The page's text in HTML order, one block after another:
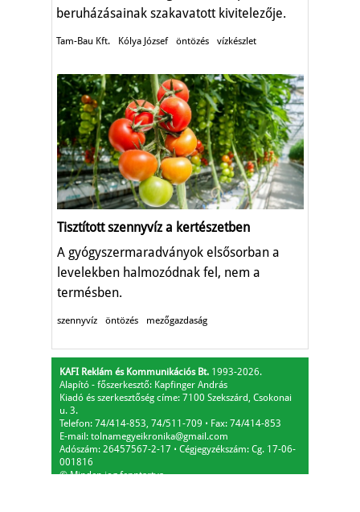
beruházásainak szakavatott kivitelezője.
Tam-Bau Kft. Kólya József öntözés vízkészlet
Tisztított szennyvíz a kertészetben
A gyógyszermaradványok elsősorban a
levelekben halmozódnak fel, nem a
termésben.
szennyvíz öntözés mezőgazdaság
KAFI Reklám és Kommunikációs Bt. 1993-2026.
Alapító - főszerkesztő: Kapfinger András
Kiadó és szerkesztőség címe: 7100 Szekszárd, Csokonai
u. 3.
Telefon: 74/414-853, 74/511-709 ⋅ Fax: 74/414-853
E-mail: tolnamegyeikronika@gmail.com
Adószám: 26457567-2-17 ⋅ Cégjegyzékszám: Cg. 17-06-
001816
© Minden jog fenntartva.